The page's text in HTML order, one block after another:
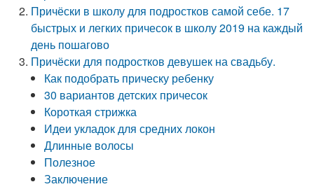
Причёски в школу для подростков самой себе. 17
быстрых и легких причесок в школу 2019 на каждый
день пошагово
Причёски для подростков девушек на свадьбу.
Как подобрать прическу ребенку
30 вариантов детских причесок
Короткая стрижка
Идеи укладок для средних локон
Длинные волосы
Полезное
Заключение